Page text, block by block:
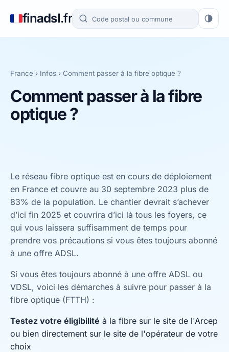
finadsl.fr
France › Infos › Comment passer à la fibre optique ?
Comment passer à la fibre
optique ?
Le réseau fibre optique est en cours de déploiement
en France et couvre au 30 septembre 2023 plus de
83% de la population. Le chantier devrait s’achever
d’ici fin 2025 et couvrira d’ici là tous les foyers, ce
qui vous laissera suffisamment de temps pour
prendre vos précautions si vous êtes toujours abonné
à une offre ADSL.
Si vous êtes toujours abonné à une offre ADSL ou
VDSL, voici les démarches à suivre pour passer à la
fibre optique (FTTH) :
Testez votre éligibilité à la fibre sur le site de l'Arcep
ou bien directement sur le site de l'opérateur de votre
choix